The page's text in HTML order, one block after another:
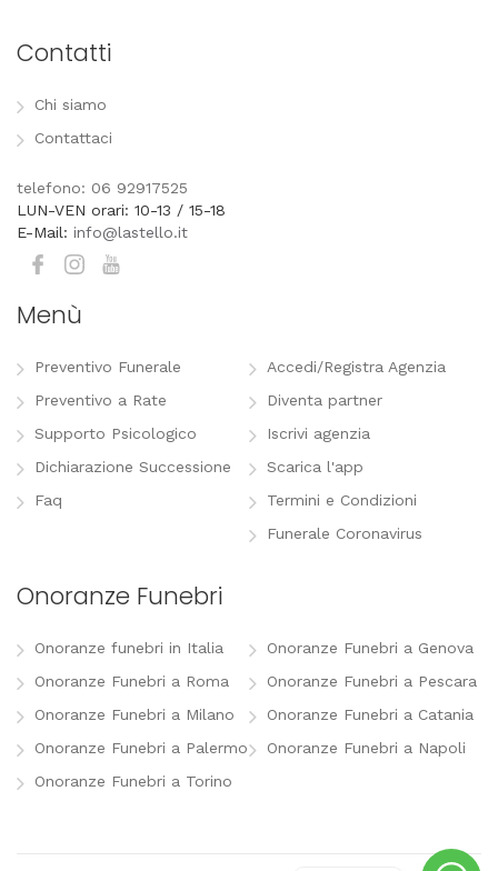
Contatti
Chi siamo
Contattaci
telefono: 06 92917525
LUN-VEN orari: 10-13 / 15-18
E-Mail: info@lastello.it
Menù
Preventivo Funerale
Preventivo a Rate
Supporto Psicologico
Dichiarazione Successione
Faq
Accedi/Registra Agenzia
Diventa partner
Iscrivi agenzia
Scarica l'app
Termini e Condizioni
Funerale Coronavirus
Onoranze Funebri
Onoranze funebri in Italia
Onoranze Funebri a Roma
Onoranze Funebri a Milano
Onoranze Funebri a Palermo
Onoranze Funebri a Torino
Onoranze Funebri a Genova
Onoranze Funebri a Pescara
Onoranze Funebri a Catania
Onoranze Funebri a Napoli